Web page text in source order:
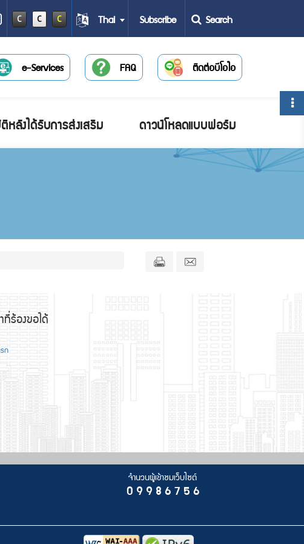
Search
Subscribe
Thai
C C C
e-Services FAQ ติดต่อบีโอไอ
ลังได้รับการส่งเสริม ดาวน์โหลดแบบฟอร์ม
ร้องขอได้
ก
จำนวนผู้เข้าชมเว็บไซต์
0 9 9 8 6 7 5 6